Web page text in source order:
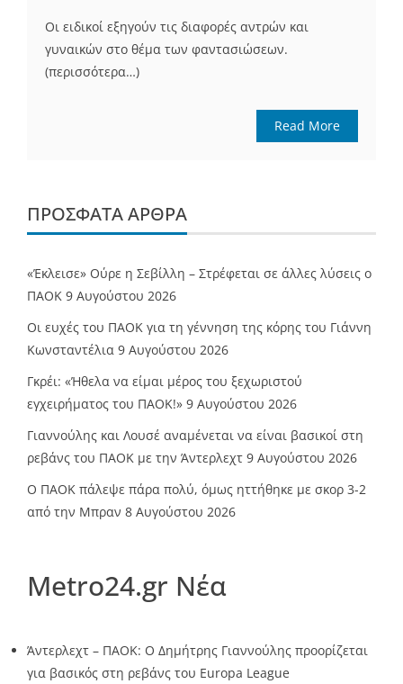
Οι ειδικοί εξηγούν τις διαφορές αντρών και
γυναικών στο θέμα των φαντασιώσεων.
(περισσότερα…)
Read More
ΠΡΌΣΦΑΤΑ ΆΡΘΡΑ
«Έκλεισε» Ούρε η Σεβίλλη – Στρέφεται σε άλλες λύσεις ο
ΠΑΟΚ 9 Αυγούστου 2026
Οι ευχές του ΠΑΟΚ για τη γέννηση της κόρης του Γιάννη
Κωνσταντέλια 9 Αυγούστου 2026
Γκρέι: «Ήθελα να είμαι μέρος του ξεχωριστού
εγχειρήματος του ΠΑΟΚ!» 9 Αυγούστου 2026
Γιαννούλης και Λουσέ αναμένεται να είναι βασικοί στη
ρεβάνς του ΠΑΟΚ με την Άντερλεχτ 9 Αυγούστου 2026
Ο ΠΑΟΚ πάλεψε πάρα πολύ, όμως ηττήθηκε με σκορ 3-2
από την Μπραν 8 Αυγούστου 2026
Metro24.gr Νέα
Άντερλεχτ – ΠΑΟΚ: Ο Δημήτρης Γιαννούλης προορίζεται
για βασικός στη ρεβάνς του Europa League